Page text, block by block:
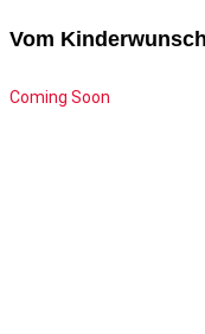
Vom
Coming Soon